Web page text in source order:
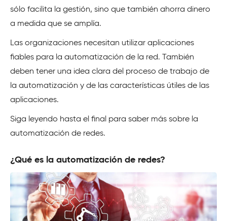
sólo facilita la gestión, sino que también ahorra dinero
a medida que se amplía.
Las organizaciones necesitan utilizar aplicaciones
fiables para la automatización de la red. También
deben tener una idea clara del proceso de trabajo de
la automatización y de las características útiles de las
aplicaciones.
Siga leyendo hasta el final para saber más sobre la
automatización de redes.
¿Qué es la automatización de redes?